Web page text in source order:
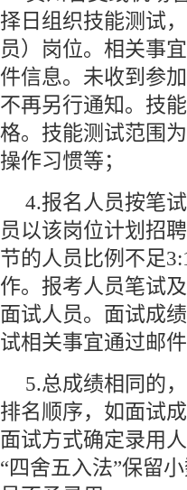
择日组织技能测试
员）岗位。相关事
件信息。未收到参
不再另行通知。技
格。技能测试范围
操作习惯等；
4.报名人员按笔
员以该岗位计划招
节的人员比例不足
作。报考人员笔试
面试人员。面试成
试相关事宜通过邮
5.总成绩相同的
排名顺序，如面试
面试方式确定录用
“四舍五入法”保留